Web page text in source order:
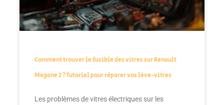
Comment trouver le fusible des vitres sur Renault
Megane 2 ? Tutoriel pour réparer vos lève-vitres
Les problèmes de vitres électriques sur les